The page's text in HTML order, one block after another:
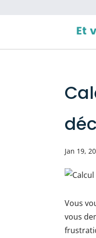
Jan 19,
Vous
vous